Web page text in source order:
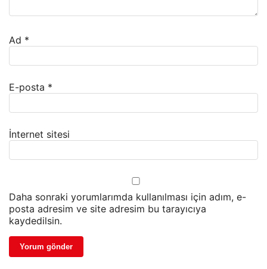
Ad *
E-posta *
İnternet sitesi
Daha sonraki yorumlarımda kullanılması için adım, e-
posta adresim ve site adresim bu tarayıcıya
kaydedilsin.